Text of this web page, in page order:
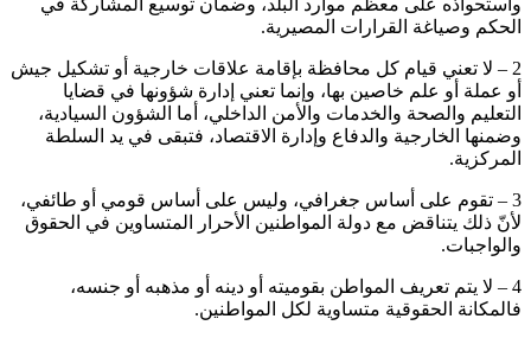
الحكم وصياغة القرارات المصيرية.
2 – لا تعني قيام كل محافظة بإقامة علاقات خارجية أو تشكيل جيش
أو عملة أو علم خاصين بها، وإنما تعني إدارة شؤونها في قضايا
التعليم والصحة والخدمات والأمن الداخلي، أما الشؤون السيادية،
وضمنها الخارجية والدفاع وإدارة الاقتصاد، فتبقى في يد السلطة
المركزية.
3 – تقوم على أساس جغرافي، وليس على أساس قومي أو طائفي،
لأنّ ذلك يتناقض مع دولة المواطنين الأحرار المتساوين في الحقوق
والواجبات.
4 – لا يتم تعريف المواطن بقوميته أو دينه أو مذهبه أو جنسه،
فالمكانة الحقوقية متساوية لكل المواطنين.